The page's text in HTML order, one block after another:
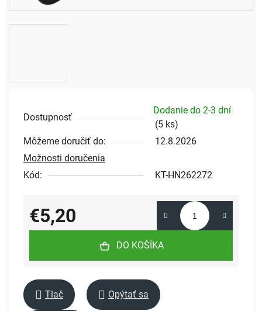
Dostupnosť
Dodanie do 2-3 dní
(5 ks)
Môžeme doručiť do:
12.8.2026
Možnosti doručenia
Kód:
KT-HN262272
€5,20
Jednotková cena:
DO KOŠÍKA
Tlač Opýtať sa